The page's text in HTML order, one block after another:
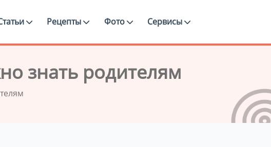
Рецепты Фото Сервисы
знать родителям